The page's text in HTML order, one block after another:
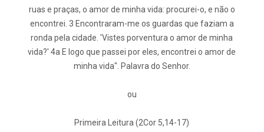
ruas e praças, o amor de minha vida: procurei-o, e não o
encontrei. 3 Encontraram-me os guardas que faziam a
ronda pela cidade. 'Vistes porventura o amor de minha
vida?' 4a E logo que passei por eles, encontrei o amor de
minha vida". Palavra do Senhor.
ou
Primeira Leitura (2Cor 5,14-17)